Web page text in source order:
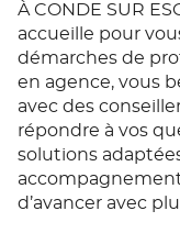
À CONDE SUR
accueille pour
démarches de
en agence, vous
avec des
répondre à vos
solutions
d’avancer avec